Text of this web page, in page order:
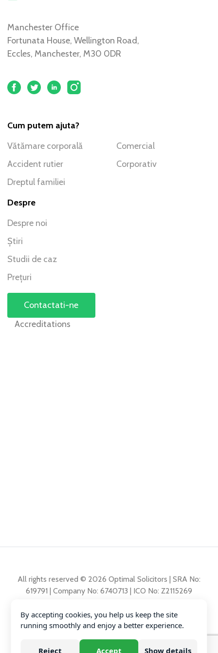
By accepting cookies, you help us keep the site
running smoothly and enjoy a better experience.
Reject Accept Show details
Manchester Office
Fortunata House, Wellington Road,
Eccles, Manchester, M30 0DR
Cum putem ajuta?
Vătămare corporală
Accident rutier
Dreptul familiei
Comercial
Corporativ
Despre
Despre noi
Știri
Studii de caz
Prețuri
Contactati-ne
Accreditations
All rights reserved © 2026 Optimal Solicitors | SRA No:
619791 | Company No: 6740713 | ICO No: Z2115269
Polita de reclamații
Polita de Confidențialitate
Diversity Data